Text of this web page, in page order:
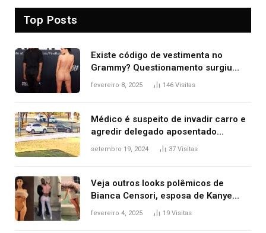
Top Posts
Existe código de vestimenta no
Grammy? Questionamento surgiu
após Bianca Censori, mulher de
fevereiro 8, 2025 146 Visitas
Médico é suspeito de invadir carro e
agredir delegado aposentado
durante confusão no trânsito
setembro 19, 2024 37 Visitas
Veja outros looks polêmicos de
Bianca Censori, esposa de Kanye
West que apareceu nua no Grammy
fevereiro 4, 2025 19 Visitas